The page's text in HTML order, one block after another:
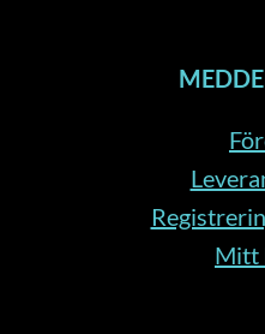
Mitt